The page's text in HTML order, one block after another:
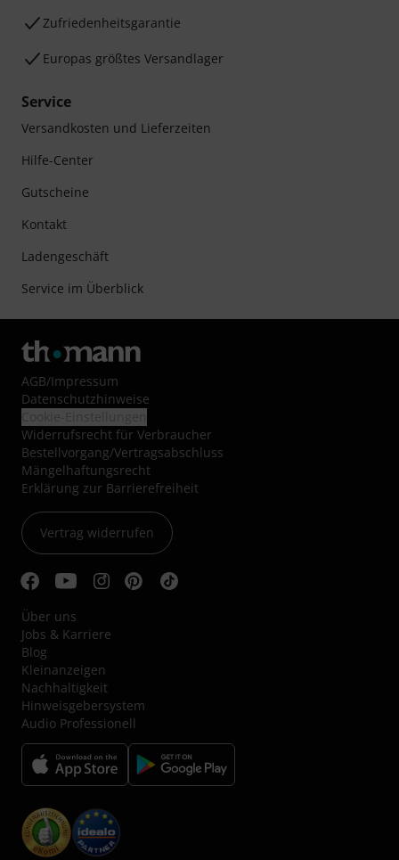
Zufriedenheitsgarantie
Europas größtes Versandlager
Service
Versandkosten und Lieferzeiten
Hilfe-Center
Gutscheine
Kontakt
Ladengeschäft
Service im Überblick
AGB/Impressum
Datenschutzhinweise
Widerrufsrecht für Verbraucher
Bestellvorgang/Vertragsabschluss
Mängelhaftungsrecht
Erklärung zur Barrierefreiheit
Vertrag widerrufen
Über uns
Jobs & Karriere
Blog
Kleinanzeigen
Nachhaltigkeit
Hinweisgebersystem
Audio Professionell